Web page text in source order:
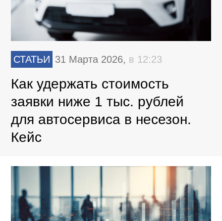
СТАТЬИ 31 Марта 2026, в 12:23
Как удержать стоимость
заявки ниже 1 тыс. рублей
для автосервиса в несезон.
Кейс